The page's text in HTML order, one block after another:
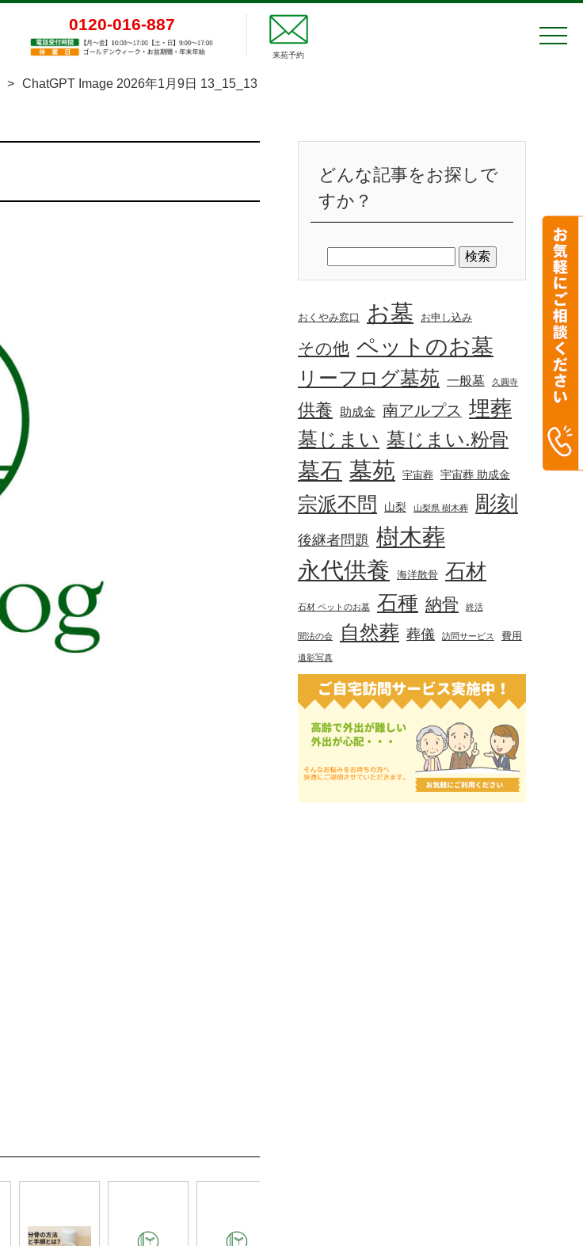
0120-016-887
来苑予約
> ChatGPT Image 2026年1月9日 13_15_13
どんな記事をお探しで
すか？
おくやみ窓口 お墓 お申し込み
その他 ペットのお墓
リーフログ墓苑 一般墓 久圓寺
供養 助成金 南アルプス 埋葬
墓じまい 墓じまい.粉骨
墓石 墓苑 宇宙葬 宇宙葬 助成金
宗派不問 山梨 山梨県 樹木葬 彫刻
後継者問題 樹木葬
永代供養 海洋散骨 石材
石材 ペットのお墓 石種 納骨 終活
聞法の会 自然葬 葬儀 訪問サービス 費用
遺影写真